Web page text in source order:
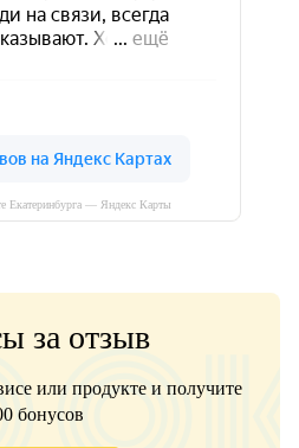
Екатеринбурга — Яндекс Карты
за отзыв
или продукте и получите
бонусов